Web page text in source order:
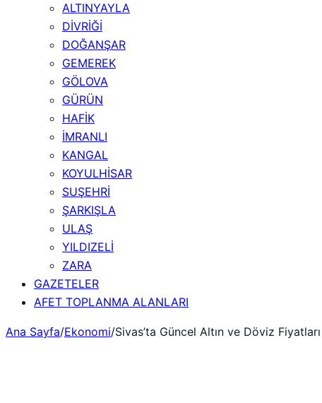
ALTINYAYLA
DİVRİĞİ
DOĞANŞAR
GEMEREK
GÖLOVA
GÜRÜN
HAFİK
İMRANLI
KANGAL
KOYULHİSAR
SUŞEHRİ
ŞARKIŞLA
ULAŞ
YILDIZELİ
ZARA
GAZETELER
AFET TOPLANMA ALANLARI
Ana Sayfa/Ekonomi/Sivas’ta Güncel Altın ve Döviz